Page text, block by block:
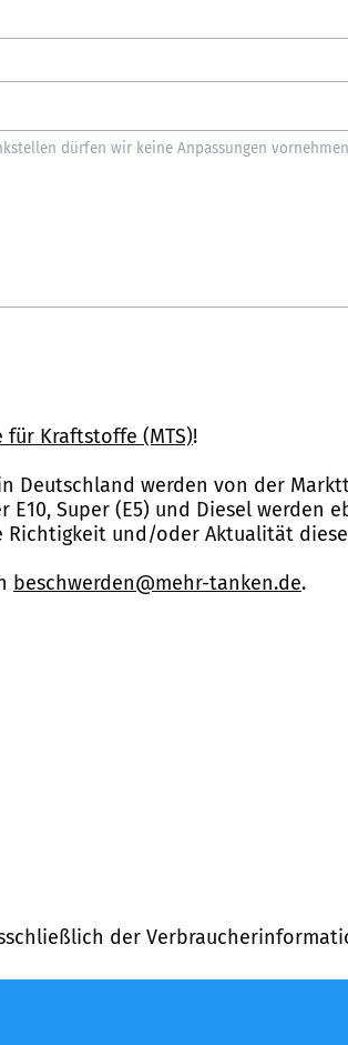
Kraftstoffe (MTS)!
Deutschland werden von der
Super (E5) und Diesel werden
und/oder Aktualität
beschwerden@mehr-tanken.de.
der